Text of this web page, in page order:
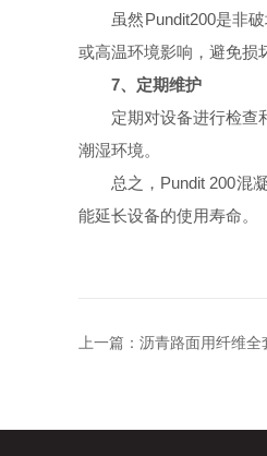
虽然Pundit200是非破
或高温环境影响，避免损
7、定期维护
定期对设备进行检查和
潮湿环境。
总之，Pundit 200混凝
能延长设备的使用寿命。
上一篇： 沥青路面用纤维全